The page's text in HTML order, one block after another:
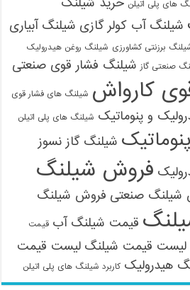
های پلی اتیلن
شیلنگ آب کولر گازی شیلنگ آبیاری
برزنتی کشاورزی شیلنگ روغن هیدرولیک
صنعتی گاز شیلنگ فشار قوی صنعتی
کارواش شیلنگ های فشار قوی
و پنوماتیک شیلنگ های پلی اتیلن
شیلنگ گاز نسوز
فروش شیلنگ
شیلنگ صنعتی فروش شیلنگ
قیمت شیلنگ آب قیمت
لیست قیمت شیلنگ لیست قیمت
هیدرولیک کاربرد شیلنگ های پلی اتیلن